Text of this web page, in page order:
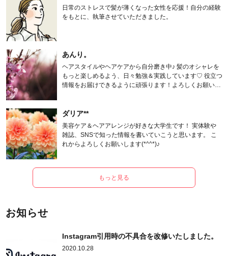
日常のストレスで髪が薄くなった女性を応援！自分の経験
をもとに、執筆させていただきました。
あんり。
ヘアスタイルやヘアケアから自分磨き中♪ 髪のオシャレを
もっと楽しめるよう、日々勉強＆実践しています♡ 役立つ
情報をお届けできるように頑張ります！よろしくお願いし
ダリア**
美容ケア＆ヘアアレンジが好きな大学生です！ 実体験や
雑誌、SNSで知った情報を書いていこうと思います。 こ
れからよろしくお願いします(*^^*)♪
もっと見る
お知らせ
Instagram引用時の不具合を改修いたしました。
2020.10.28